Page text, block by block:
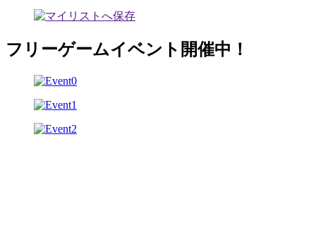
フリーゲームイベント開催中！